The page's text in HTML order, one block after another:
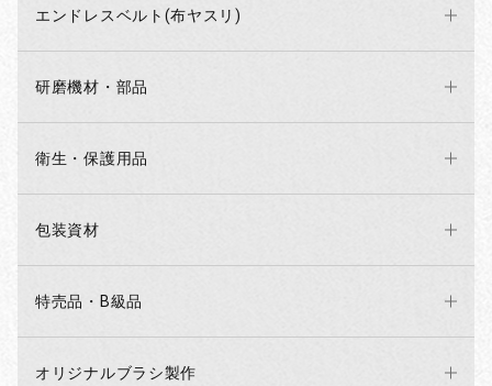
エンドレスベルト(布ヤスリ)
研磨機材・部品
衛生・保護用品
包装資材
特売品・B級品
オリジナルブラシ製作